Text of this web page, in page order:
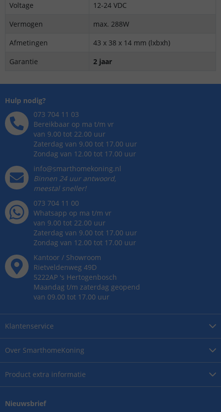
Voltage
12-24 VDC
Vermogen
max. 288W
Afmetingen
43 x 38 x 14 mm (lxbxh)
Garantie
2 jaar
Over SmarthomeKoning
Product extra informatie
Klantenservice
Hulp nodig?
073 704 11 03
Bereikbaar op ma t/m vr
van 9.00 tot 22.00 uur
Zaterdag van 9.00 tot 17.00 uur
Zondag van 12.00 tot 17.00 uur
info@smarthomekoning.nl
Binnen 24 uur antwoord,
meestal sneller!
073 704 11 00
Whatsapp op ma t/m vr
van 9.00 tot 22.00 uur
Zaterdag van 9.00 tot 17.00 uur
Zondag van 12.00 tot 17.00 uur
Kantoor / Showroom
Rietveldenweg 49D
5222AP 's Hertogenbosch
Maandag t/m zaterdag geopend
van 09.00 tot 17.00 uur
Nieuwsbrief